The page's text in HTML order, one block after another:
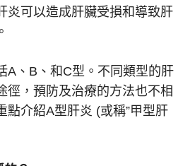
炎可以造成肝臟受損和導致肝
A、B、和C型。不同類型的肝
徑，預防及治療的方法也不相
點介紹A型肝炎 (或稱”甲型肝